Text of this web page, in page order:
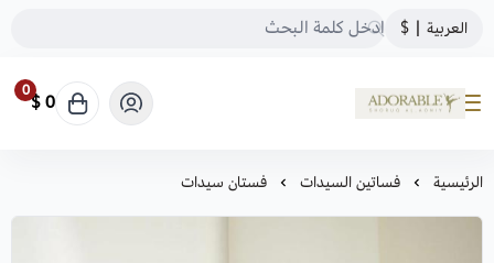
العربية |
$
ADORABLE
0 0 $
الرئيسية فساتين السيدات فستان سيدات